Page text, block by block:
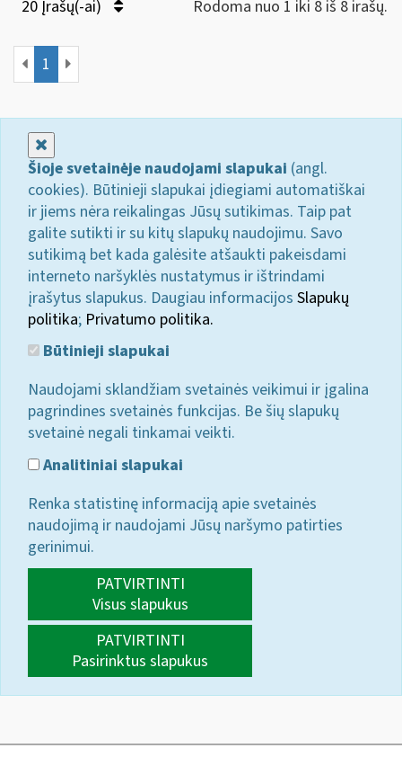
20 Įrašų(-ai) Rodoma nuo 1 iki 8 iš 8 irašų.
1
Šioje svetainėje naudojami slapukai (angl.
cookies). Būtinieji slapukai įdiegiami automatiškai
ir jiems nėra reikalingas Jūsų sutikimas. Taip pat
galite sutikti ir su kitų slapukų naudojimu. Savo
sutikimą bet kada galėsite atšaukti pakeisdami
interneto naršyklės nustatymus ir ištrindami
įrašytus slapukus. Daugiau informacijos Slapukų
politika; Privatumo politika.
Būtinieji slapukai
Naudojami sklandžiam svetainės veikimui ir įgalina
pagrindines svetainės funkcijas. Be šių slapukų
svetainė negali tinkamai veikti.
Analitiniai slapukai
Renka statistinę informaciją apie svetainės
naudojimą ir naudojami Jūsų naršymo patirties
gerinimui.
PATVIRTINTI
Visus slapukus
PATVIRTINTI
Pasirinktus slapukus